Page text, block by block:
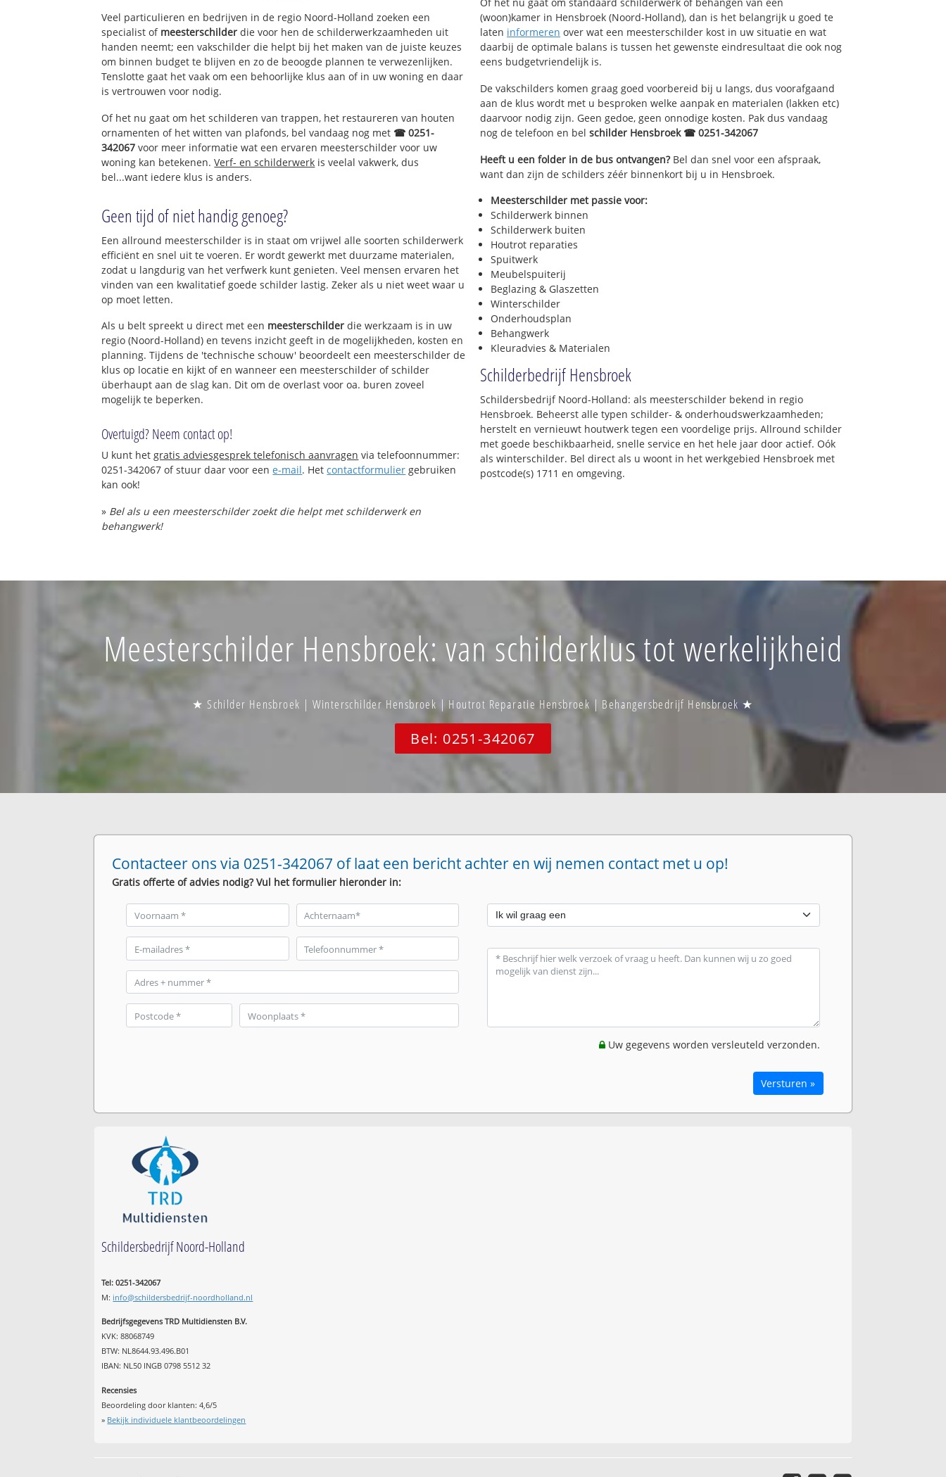
Veel particulieren en bedrijven in de regio Noord-Holland zoeken een
specialist of meesterschilder die voor hen de schilderwerkzaamheden uit
handen neemt; een vakschilder die helpt bij het maken van de juiste keuzes
om binnen budget te blijven en zo de beoogde plannen te verwezenlijken.
Tenslotte gaat het vaak om een behoorlijke klus aan of in uw woning en daar
is vertrouwen voor nodig.
Of het nu gaat om het schilderen van trappen, het restaureren van houten
ornamenten of het witten van plafonds, bel vandaag nog met ☎ 0251-
342067 voor meer informatie wat een ervaren meesterschilder voor uw
woning kan betekenen.Verf- en schilderwerk is veelal vakwerk, dus
bel...want iedere klus is anders.
Geen tijd of niet handig genoeg?
Een allround meesterschilder is in staat om vrijwel alle soorten schilderwerk
efficiënt en snel uit te voeren. Er wordt gewerkt met duurzame materialen,
zodat u langdurig van het verfwerk kunt genieten. Veel mensen ervaren het
vinden van een kwalitatief goede schilder lastig. Zeker als u niet weet waar u
op moet letten.
Als u belt spreekt u direct met een meesterschilder die werkzaam is in uw
regio (Noord-Holland) en tevens inzicht geeft in de mogelijkheden, kosten en
planning. Tijdens de 'technische schouw' beoordeelt een meesterschilder de
klus op locatie en kijkt of en wanneer een meesterschilder of schilder
überhaupt aan de slag kan. Dit om de overlast voor oa. buren zoveel
mogelijk te beperken.
Overtuigd? Neem contact op!
U kunt hetgratis adviesgesprek telefonisch aanvragen via telefoonnummer:
0251-342067 of stuur daar voor eene-mail. Hetcontactformulier gebruiken
kan ook!
» Bel als u een meesterschilder zoekt die helpt met schilderwerk en
behangwerk!
(woon)kamer in Hensbroek (Noord-Holland), dan is het belangrijk u goed te
laten informeren over wat een meesterschilder kost in uw situatie en wat
daarbij de optimale balans is tussen het gewenste eindresultaat die ook nog
eens budgetvriendelijk is.
De vakschilders komen graag goed voorbereid bij u langs, dus voorafgaand
aan de klus wordt met u besproken welke aanpak en materialen (lakken etc)
daarvoor nodig zijn. Geen gedoe, geen onnodige kosten. Pak dus vandaag
nog de telefoon en bel schilder Hensbroek ☎ 0251-342067
Heeft u een folder in de bus ontvangen?Bel dan snel voor een afspraak,
want dan zijn de schilders zéér binnenkort bij u in Hensbroek.
Meesterschilder met passie voor:
Schilderwerk binnen
Schilderwerk buiten
Houtrot reparaties
Spuitwerk
Meubelspuiterij
Beglazing & Glaszetten
Winterschilder
Onderhoudsplan
Behangwerk
Kleuradvies & Materialen
Schilderbedrijf Hensbroek
Schildersbedrijf Noord-Holland: als meesterschilder bekend in regio
Hensbroek. Beheerst alle typen schilder- & onderhoudswerkzaamheden;
herstelt en vernieuwt houtwerk tegen een voordelige prijs. Allround schilder
met goede beschikbaarheid, snelle service en het hele jaar door actief. Oók
als winterschilder. Bel direct als u woont in het werkgebied Hensbroek met
postcode(s) 1711 en omgeving.
Meesterschilder Hensbroek: van schilderklus tot werkelijkheid
★ Schilder Hensbroek | Winterschilder Hensbroek | Houtrot Reparatie Hensbroek | Behangersbedrijf Hensbroek ★
Bel: 0251-342067
Contacteer ons via 0251-342067 of laat een bericht achter en wij nemen contact met u op!
Gratis offerte of advies nodig? Vul het formulier hieronder in:
Uw gegevens worden versleuteld verzonden.
Versturen »
Schildersbedrijf Noord-Holland
Tel: 0251-342067
M: info@schildersbedrijf-noordholland.nl
Bedrijfsgegevens TRD Multidiensten B.V.
KVK: 88068749
BTW: NL8644.93.496.B01
IBAN: NL50 INGB 0798 5512 32
Recensies
Beoordeling door klanten:4,6/5
» Bekijk individuele klantbeoordelingen